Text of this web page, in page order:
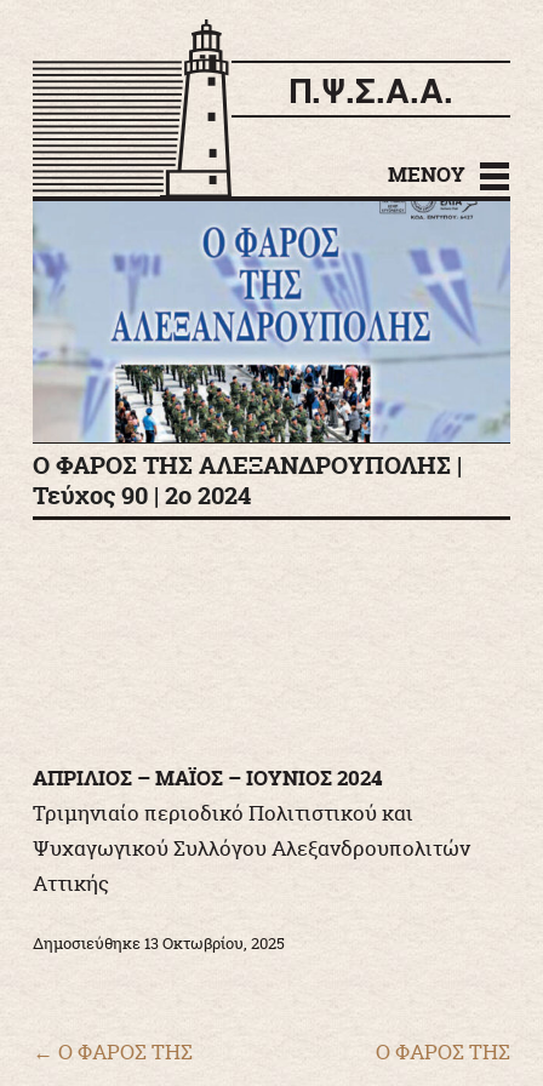
Π.Ψ.Σ.Α.Α.
ΜΕΝΟΎ
περιεχόμενο
Ο ΦΑΡΟΣ ΤΗΣ ΑΛΕΞΑΝΔΡΟΥΠΟΛΗΣ |
Τεύχος 90 | 2ο 2024
ΑΠΡΙΛΙΟΣ – ΜΑΪΟΣ – ΙΟΥΝΙΟΣ 2024
Τριμηνιαίο περιοδικό Πολιτιστικού και
Ψυχαγωγικού Συλλόγου Αλεξανδρουπολιτών
Αττικής
Δημοσιεύθηκε13 Οκτωβρίου, 2025
Πλοήγηση άρθρων
← Ο ΦΑΡΟΣ ΤΗΣ
Ο ΦΑΡΟΣ ΤΗΣ